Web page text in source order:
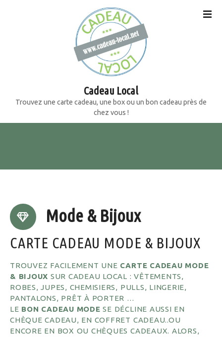
e
Cadeau Local
Trouvez une carte cadeau, une box ou un bon cadeau près de
chez vous !
Mode & Bijoux
CARTE CADEAU MODE & BIJOUX
TROUVEZ FACILEMENT UNE CARTE CADEAU MODE
& BIJOUX SUR CADEAU LOCAL : VÊTEMENTS,
ROBES, JUPES, CHEMISIERS, PULLS, LINGERIE,
PANTALONS, PRÊT À PORTER …
LE BON CADEAU MODE SE DÉCLINE AUSSI EN
CHÈQUE CADEAU, EN COFFRET CADEAU..OU
ENCORE EN BOX OU CHÈQUES CADEAUX. ALORS,